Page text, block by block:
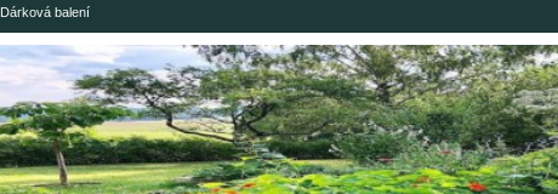
Dárková balení